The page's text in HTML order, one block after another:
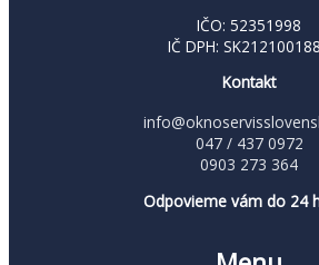
IČO: 52351998
IČ DPH:
Kontakt
047 / 437 0972
0903 273 364
Odpovieme vám do 24